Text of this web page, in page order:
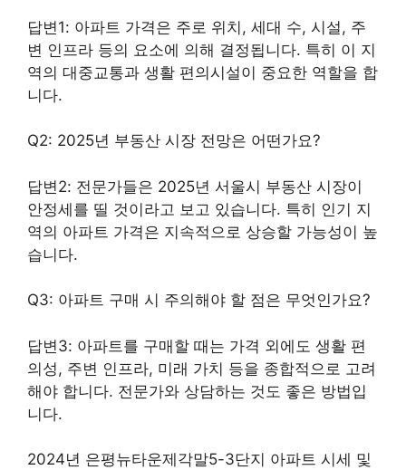
답변1: 아파트 가격은 주로 위치, 세대 수, 시설, 주
변 인프라 등의 요소에 의해 결정됩니다. 특히 이 지
역의 대중교통과 생활 편의시설이 중요한 역할을 합
니다.
Q2: 2025년 부동산 시장 전망은 어떤가요?
답변2: 전문가들은 2025년 서울시 부동산 시장이
안정세를 띨 것이라고 보고 있습니다. 특히 인기 지
역의 아파트 가격은 지속적으로 상승할 가능성이 높
습니다.
Q3: 아파트 구매 시 주의해야 할 점은 무엇인가요?
답변3: 아파트를 구매할 때는 가격 외에도 생활 편
의성, 주변 인프라, 미래 가치 등을 종합적으로 고려
해야 합니다. 전문가와 상담하는 것도 좋은 방법입
니다.
2024년 은평뉴타운제각말5-3단지 아파트 시세 및